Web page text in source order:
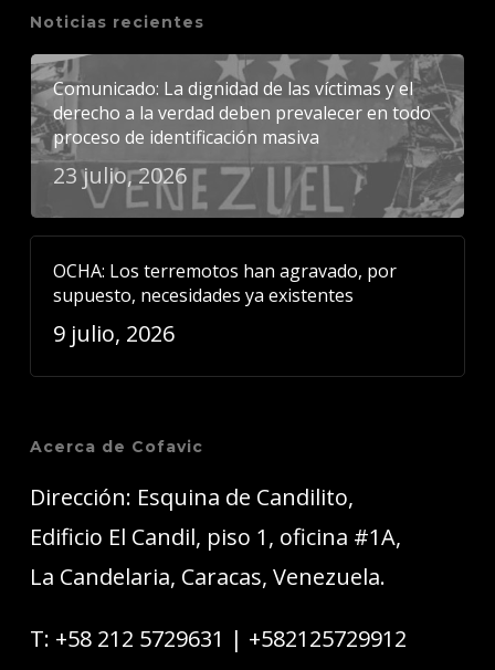
Noticias recientes
Comunicado: La dignidad de las víctimas y el
derecho a la verdad deben prevalecer en todo
proceso de identificación masiva
23 julio, 2026
OCHA: Los terremotos han agravado, por
supuesto, necesidades ya existentes
9 julio, 2026
Acerca de Cofavic
Dirección: Esquina de Candilito,
Edificio El Candil, piso 1, oficina #1A,
La Candelaria, Caracas, Venezuela.
T: +58 212 5729631 | +582125729912